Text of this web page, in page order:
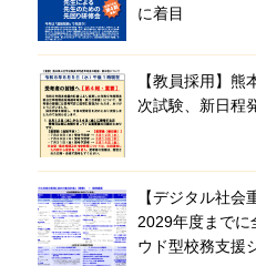
に着目
【教員採用】熊
次試験、新日程
【デジタル社会
2029年度までに
ウド型校務支援